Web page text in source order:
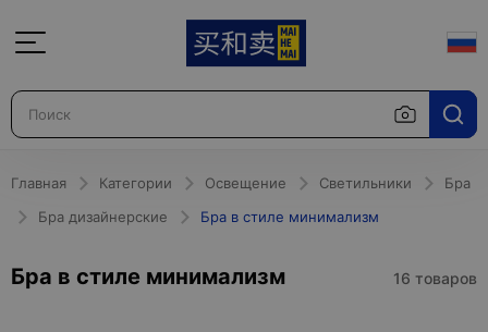
Главная Категории Освещение Светильники
Бра
Бра дизайнерские
Бра в стиле минимализм
Бра в стиле минимализм 16 товаров